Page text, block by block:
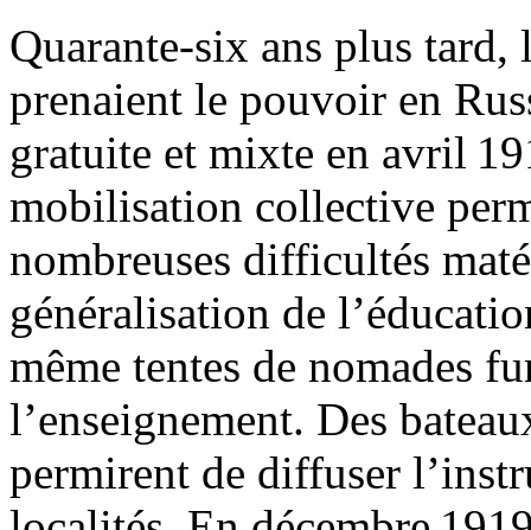
Quarante-six ans plus
prenaient le pouvoir en
gratuite et mixte en avril
mobilisation collective
nombreuses difficultés
généralisation de
même tentes de nomades
l’enseignement. Des
permirent de diffuser